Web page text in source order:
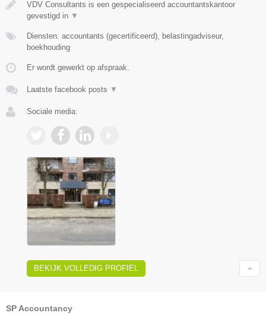
VDV Consultants is een gespecialiseerd accountantskantoor
gevestigd in ▼
Diensten: accountants (gecertificeerd), belastingadviseur,
boekhouding
Er wordt gewerkt op afspraak.
Laatste facebook posts ▼
Sociale media:
BEKIJK VOLLEDIG PROFIEL
SP Accountancy